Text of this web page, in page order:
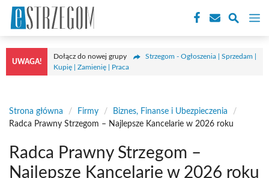
Przejdź
treści
UWAGA!
Dołącz do nowej grupy
Strzegom - Ogłoszenia | Sprzedam |
Kupię | Zamienię | Praca
Strona główna / Firmy / Biznes, Finanse i Ubezpieczenia
/
Radca Prawny Strzegom – Najlepsze Kancelarie w 2026 roku
Radca Prawny Strzegom –
Najlepsze Kancelarie w 2026 roku